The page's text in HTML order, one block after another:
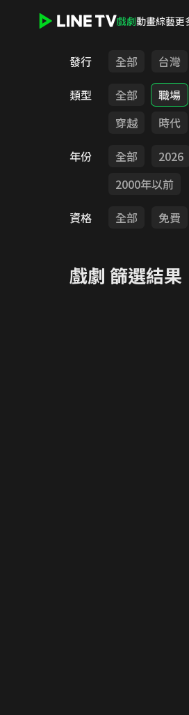
戲劇動畫綜藝更
發行 全部 台灣
類型
全部 職場
穿越
時代
年份
全部 2026
2000年以前
資格
全部 免費
戲劇 篩選結果